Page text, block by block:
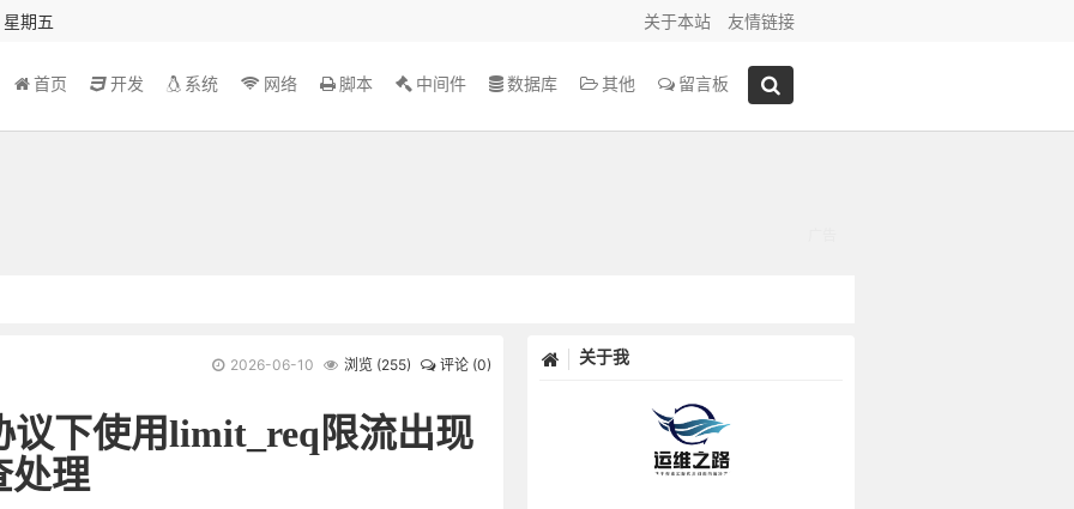
期五 关于本站 友情链接
首页 开发 系统 网络 脚本 中间件 数据库 其他 留言板
2026-06-10 浏览 (255) 评论 (0)
议下使用limit_req限流出现
处理
关于我